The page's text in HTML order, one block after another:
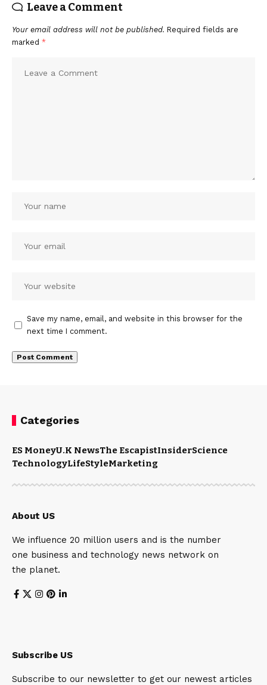
Leave a Comment
Your email address will not be published. Required fields are
marked *
Save my name, email, and website in this browser for the
next time I comment.
Categories
ES MoneyU.K NewsThe EscapistInsiderScience
TechnologyLifeStyleMarketing
About US
We influence 20 million users and is the number
one business and technology news network on
the planet.
Subscribe US
Subscribe to our newsletter to get our newest articles